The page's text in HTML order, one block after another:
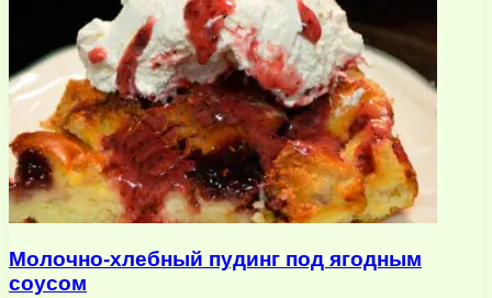
Молочно-хлебный пудинг под ягодным
соусом